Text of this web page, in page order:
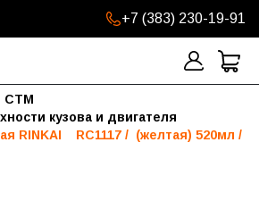
+7 (383) 230-19-91
СТМ
кузова и двигателя
RINKAI    RC1117 /  (желтая) 520мл /